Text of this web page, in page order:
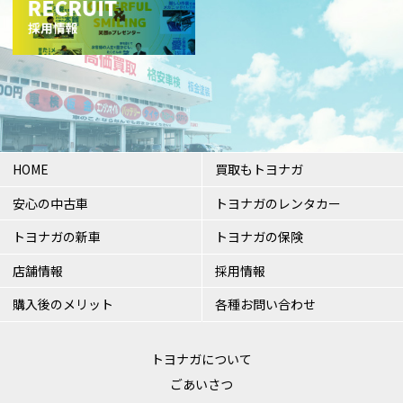
HOME
安心の中古車
トヨナガの新車
店舗情報
購入後のメリット
買取もトヨナガ
トヨナガのレンタカー
トヨナガの保険
採用情報
各種お問い合わせ
トヨナガについて
ごあいさつ